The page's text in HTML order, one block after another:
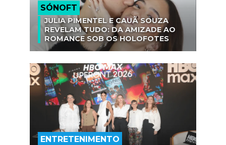
SÓNOFT
JULIA PIMENTEL E CAUÃ SOUZA
REVELAM TUDO: DA AMIZADE AO
ROMANCE SOB OS HOLOFOTES
ENTRETENIMENTO